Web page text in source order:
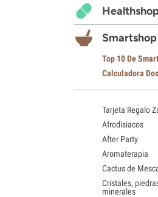
Smartshop
Top 10 De
Calculadora
Tarjeta Regalo
Afrodisiacos
After Party
Aromaterapia
Cactus de
Cristales,
minerales